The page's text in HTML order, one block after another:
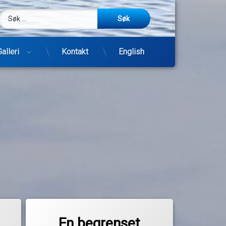
Hopp
etter:
Kontakt English